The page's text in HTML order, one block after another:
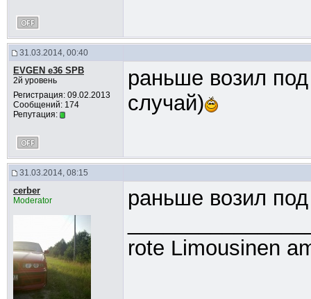
31.03.2014, 00:40
EVGEN e36 SPB
2й уровень
Регистрация: 09.02.2013
Сообщений: 174
Репутация:
раньше возил
случай)
31.03.2014, 08:15
cerber
Moderator
раньше возил
rote Limousinen